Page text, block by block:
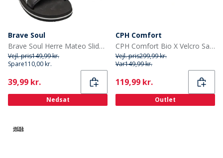
Brave Soul
Brave Soul Herre Mateo Slides Sort/Grå/Hvid
Vejl. pris149,99 kr.
Spare110,00 kr.
Current
39,99 kr.
Nedsat
CPH Comfort
CPH Comfort Bio X Velcro Sandaler Sort
Vejl. pris299,99 kr.
Var149,99 kr.
Current
119,99 kr.
Outlet